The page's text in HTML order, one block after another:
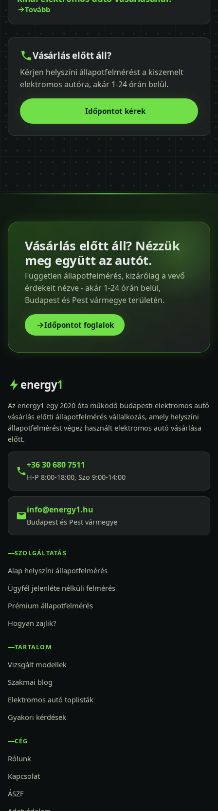
Tovább
Vásárlás előtt áll?
Kérjen helyszíni állapotfelmérést a kiszemelt
elektromos autóra, akár 1-24 órán belül.
Időpontot kérek
Vásárlás előtt áll? Nézzük
meg együtt az autót.
Független állapotfelmérés, kizárólag a vevő
érdekeit nézve - akár 1-24 órán belül,
Budapest és Pest vármegye területén.
Időpontot foglalok
energy1
Az energy1 egy 2020 óta működő budapesti elektromos autó
vásárlás előtti állapotfelmérés vállalkozás, amely helyszíni
állapotfelmérést végez használt elektromos autó vásárlása
előtt.
+36 30 680 7511
H-P 8:00-18:00, Szo 9:00-14:00
info@energy1.hu
Budapest és Pest vármegye
SZOLGÁLTATÁS
Alap helyszíni állapotfelmérés
Ügyfél jelenléte nélküli felmérés
Prémium állapotfelmérés
Hogyan zajlik?
TARTALOM
Vizsgált modellek
Szakmai blog
Elektromos autó toplisták
Gyakori kérdések
CÉG
Rólunk
Kapcsolat
ÁSZF